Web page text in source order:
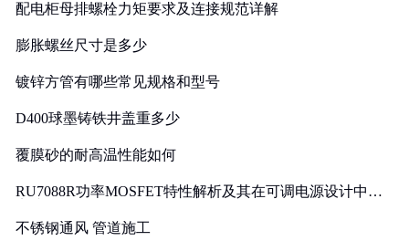
配电柜母排螺栓力矩要求及连接规范详解
膨胀螺丝尺寸是多少
镀锌方管有哪些常见规格和型号
D400球墨铸铁井盖重多少
覆膜砂的耐高温性能如何
RU7088R功率MOSFET特性解析及其在可调电源设计中的
不锈钢通风 管道施工